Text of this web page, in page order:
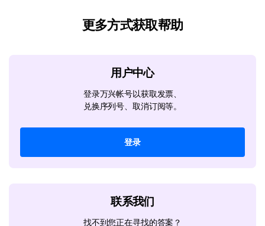
更多方式获取帮助
用户中心
登录万兴帐号以获取发票、
兑换序列号、取消订阅等。
登录
联系我们
找不到您正在寻找的答案？